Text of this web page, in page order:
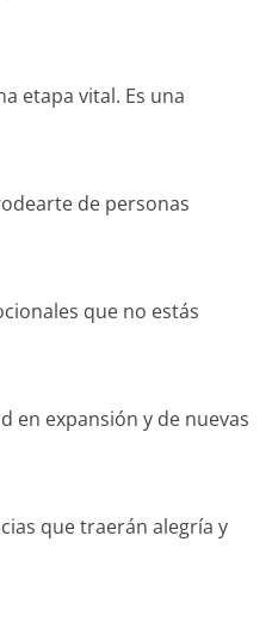
etapa vital. Es una
de personas
que no estás
en expansión y de nuevas
que traerán alegría y